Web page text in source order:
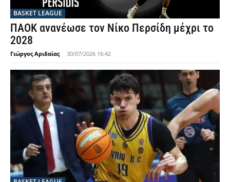
BASKET LEAGUE
ΠΑΟΚ ανανέωσε τον Νίκο Περσίδη μέχρι το
2028
Γιώργος Αριδαίας - 30/07/2026 16:42